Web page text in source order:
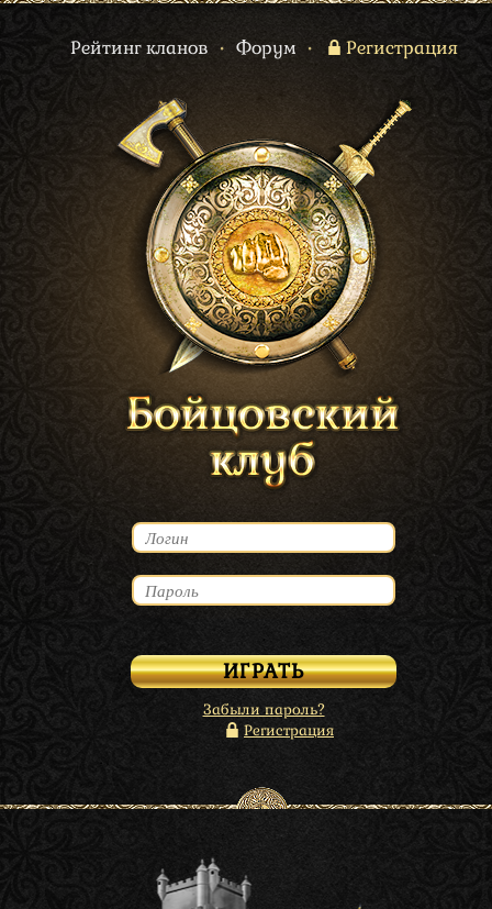
Рейтинг кланов • Форум • Регистрация
Забыли пароль?
Регистрация